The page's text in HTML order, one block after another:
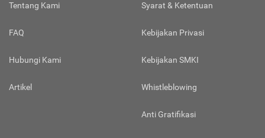
Tentang Kami
FAQ
Hubungi Kami
Artikel
Syarat & Ketentuan
Kebijakan Privasi
Kebijakan SMKI
Whistleblowing
Anti Gratifikasi